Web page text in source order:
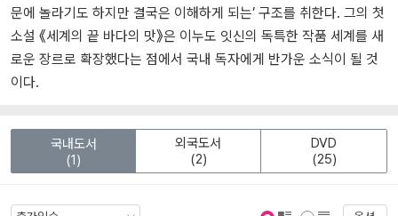
문에 놀라기도 하지만 결국은 이해하게 되는’ 구조를 취한다. 그의 첫
소설 《세계의 끝 바다의 맛》은 이누도 잇신의 독특한 작품 세계를 새
로운 장르로 확장했다는 점에서 국내 독자에게 반가운 소식이 될 것
이다.
국내도서
(1)
외국도서
(2)
DVD
(25)